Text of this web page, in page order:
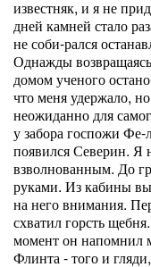
известняк, и я не
дней камней стало
не соби-рался
Однажды
домом ученого
что меня удержало,
неожиданно для
у забора госпожи Фе-
появился Северин. Я
взволнованным. До
руками. Из кабины
на него внимания.
схватил горсть
момент он напомнил
Флинта - того и